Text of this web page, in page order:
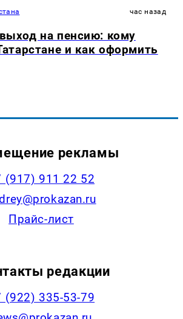
час назад
на пенсию: кому
и как оформить
рекламы
(917) 911 22 52
Прайс-лист
редакции
(922) 335-53-79